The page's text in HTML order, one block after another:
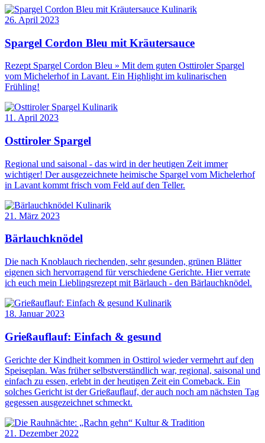
Kulinarik
26. April 2023
Spargel Cordon Bleu mit Kräutersauce
Rezept Spargel Cordon Bleu » Mit dem guten Osttiroler Spargel
vom Michelerhof in Lavant. Ein Highlight im kulinarischen
Frühling!
Kulinarik
11. April 2023
Osttiroler Spargel
Regional und saisonal - das wird in der heutigen Zeit immer
wichtiger! Der ausgezeichnete heimische Spargel vom Michelerhof
in Lavant kommt frisch vom Feld auf den Teller.
Kulinarik
21. März 2023
Bärlauchknödel
Die nach Knoblauch riechenden, sehr gesunden, grünen Blätter
eigenen sich hervorragend für verschiedene Gerichte. Hier verrate
ich euch mein Lieblingsrezept mit Bärlauch - den Bärlauchknödel.
Kulinarik
18. Januar 2023
Grießauflauf: Einfach & gesund
Gerichte der Kindheit kommen in Osttirol wieder vermehrt auf den
Speiseplan. Was früher selbstverständlich war, regional, saisonal und
einfach zu essen, erlebt in der heutigen Zeit ein Comeback. Ein
solches Gericht ist der Grießauflauf, der auch noch am nächsten Tag
gegessen ausgezeichnet schmeckt.
Kultur & Tradition
21. Dezember 2022